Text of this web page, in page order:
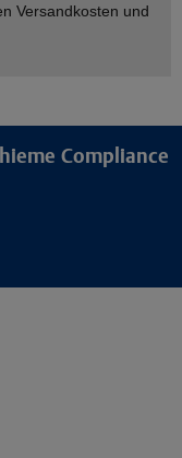
Versandkosten und
Compliance